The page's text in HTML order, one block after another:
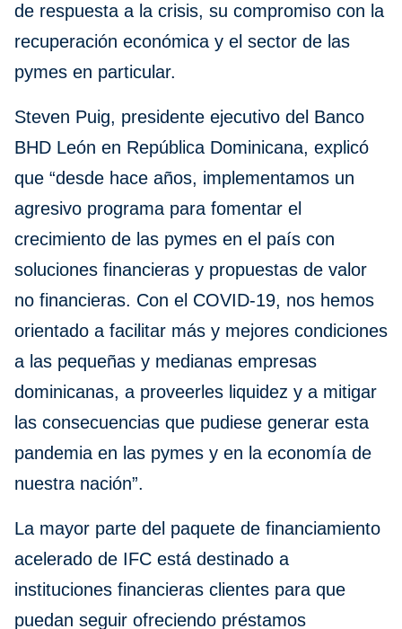
de respuesta a la crisis, su compromiso con la
recuperación económica y el sector de las
pymes en particular.
Steven Puig, presidente ejecutivo del Banco
BHD León en República Dominicana, explicó
que “desde hace años, implementamos un
agresivo programa para fomentar el
crecimiento de las pymes en el país con
soluciones financieras y propuestas de valor
no financieras. Con el COVID-19, nos hemos
orientado a facilitar más y mejores condiciones
a las pequeñas y medianas empresas
dominicanas, a proveerles liquidez y a mitigar
las consecuencias que pudiese generar esta
pandemia en las pymes y en la economía de
nuestra nación”.
La mayor parte del paquete de financiamiento
acelerado de IFC está destinado a
instituciones financieras clientes para que
puedan seguir ofreciendo préstamos